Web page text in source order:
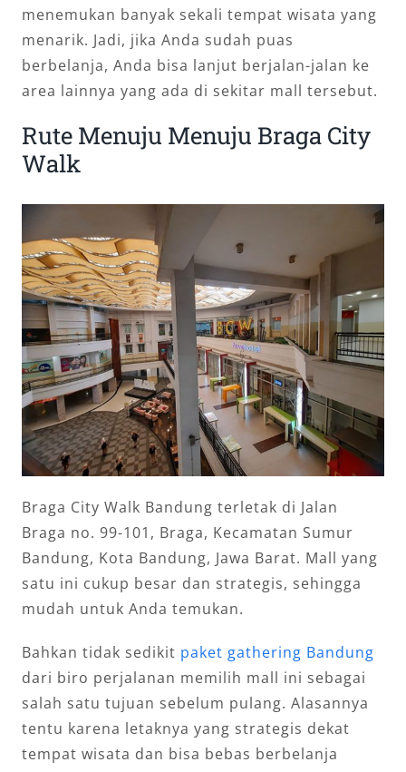
menemukan banyak sekali tempat wisata yang
menarik. Jadi, jika Anda sudah puas
berbelanja, Anda bisa lanjut berjalan-jalan ke
area lainnya yang ada di sekitar mall tersebut.
Rute Menuju Menuju Braga City
Walk
Braga City Walk Bandung terletak di Jalan
Braga no. 99-101, Braga, Kecamatan Sumur
Bandung, Kota Bandung, Jawa Barat. Mall yang
satu ini cukup besar dan strategis, sehingga
mudah untuk Anda temukan.
Bahkan tidak sedikit paket gathering Bandung
dari biro perjalanan memilih mall ini sebagai
salah satu tujuan sebelum pulang. Alasannya
tentu karena letaknya yang strategis dekat
tempat wisata dan bisa bebas berbelanja